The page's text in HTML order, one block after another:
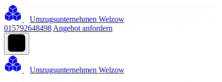
Umzugsunternehmen Welzow
015792648498 Angebot anfordern
Umzugsunternehmen Welzow